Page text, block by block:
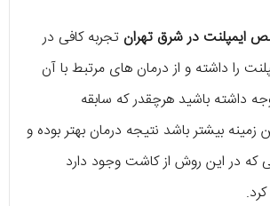
ایمپلنت در شرق تهران تجربه کافی در
را داشته و از درمان های مرتبط با آن
داشته باشید هرچقدر که سابقه
زمینه بیشتر باشد نتیجه درمان بهتر بوده و
که در این روش از کاشت وجود دارد